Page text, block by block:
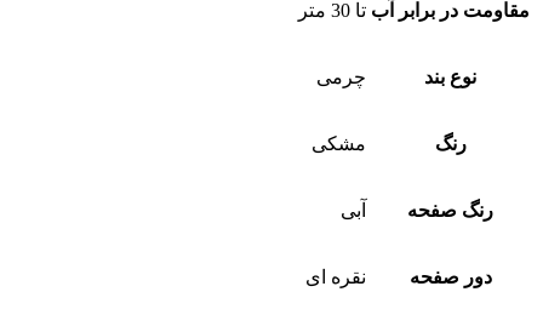
مقاومت در برابر آب تا 30 متر
نوع بند چرمی
رنگ مشکی
رنگ صفحه آبی
دور صفحه نقره ای